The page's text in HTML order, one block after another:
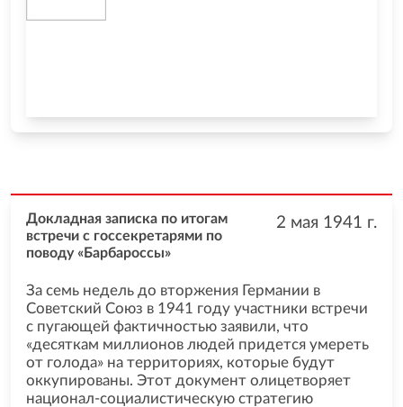
2 мая 1941 г.
Докладная записка по итогам
встречи с госсекретарями по
поводу «Барбароссы»
За семь недель до вторжения Германии в
Советский Союз в 1941 году участники встречи
с пугающей фактичностью заявили, что
«десяткам миллионов людей придется умереть
от голода» на территориях, которые будут
оккупированы. Этот документ олицетворяет
национал-социалистическую стратегию